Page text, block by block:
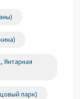
Янтарная
парк)